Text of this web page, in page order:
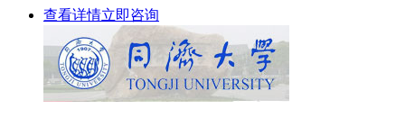
查看详情立即咨询